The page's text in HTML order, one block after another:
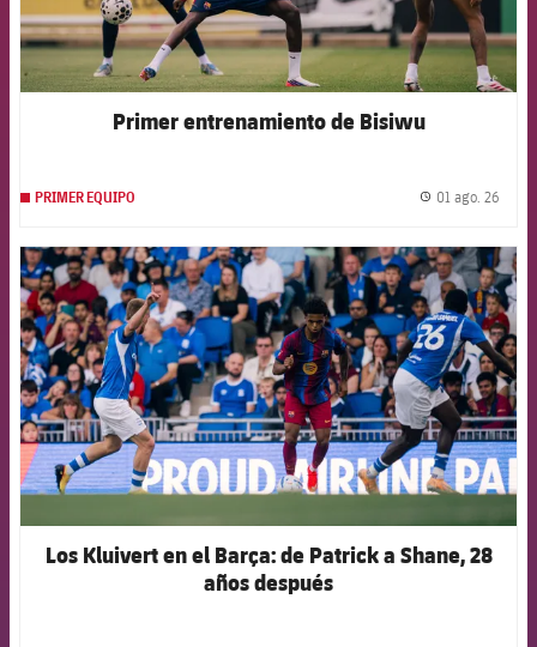
Primer entrenamiento de Bisiwu
PRIMER EQUIPO 01 ago. 26
FCB Barcelona badge
Los Kluivert en el Barça: de Patrick a Shane, 28
años después